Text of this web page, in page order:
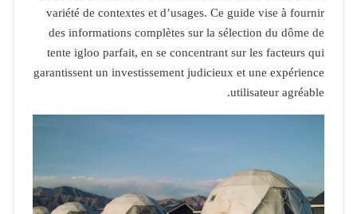
variété de
des
tente igloo
garantissent